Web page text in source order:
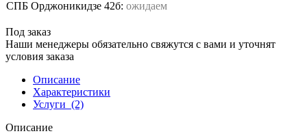
СПБ Орджоникидзе 42б: ожидаем
Под заказ
Наши менеджеры обязательно свяжутся с вами и уточнят
условия заказа
Описание
Характеристики
Услуги (2)
Описание